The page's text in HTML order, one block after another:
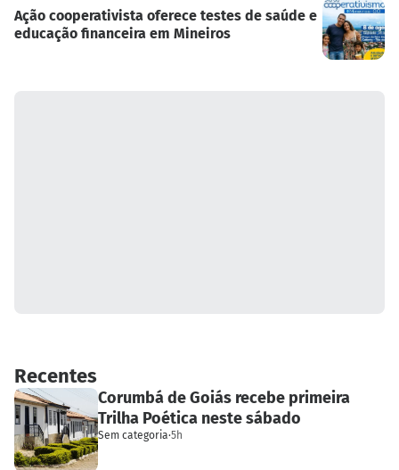
Ação cooperativista oferece testes de saúde e
educação financeira em Mineiros
Recentes
Corumbá de Goiás recebe primeira
Trilha Poética neste sábado
Sem categoria·5h